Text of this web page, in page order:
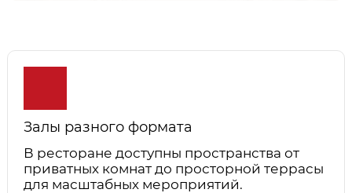
Залы разного формата
В ресторане доступны пространства от
приватных комнат до просторной террасы
для масштабных мероприятий.